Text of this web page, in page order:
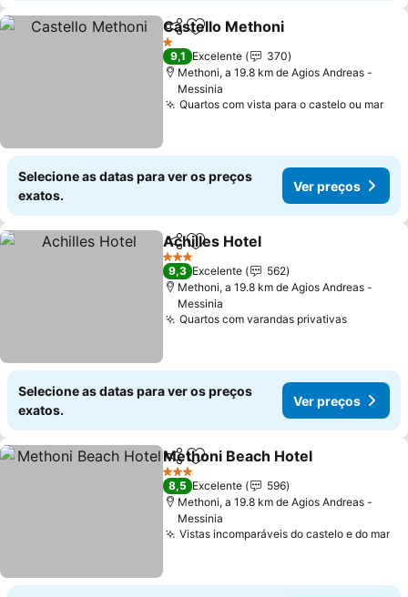
PartilharAdicionar aos favoritos
Castello Methoni
1 Estrelas
9,1 Excelente
370
Methoni, a 19.8 km de Agios Andreas -
Messinia
Quartos com vista para o castelo ou mar
Selecione as datas para ver os preços
exatos.
Ver preços
PartilharAdicionar aos favoritos
Achilles Hotel
3 Estrelas
9,3 Excelente
562
Methoni, a 19.8 km de Agios Andreas -
Messinia
Quartos com varandas privativasVer
Selecione as datas para ver os preços
exatos.
Ver preços
PartilharAdicionar aos favoritos
Methoni Beach Hotel
3 Estrelas
8,5 Excelente
596
Methoni, a 19.8 km de Agios Andreas -
Messinia
Vistas incomparáveis do castelo e do mar